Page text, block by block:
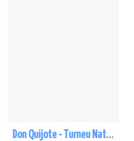
Don Quijote - Turneu National de balet - Oradea